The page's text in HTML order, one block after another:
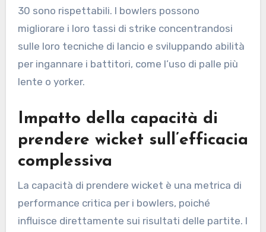
30 sono rispettabili. I bowlers possono
migliorare i loro tassi di strike concentrandosi
sulle loro tecniche di lancio e sviluppando abilità
per ingannare i battitori, come l’uso di palle più
lente o yorker.
Impatto della capacità di
prendere wicket sull’efficacia
complessiva
La capacità di prendere wicket è una metrica di
performance critica per i bowlers, poiché
influisce direttamente sui risultati delle partite. I